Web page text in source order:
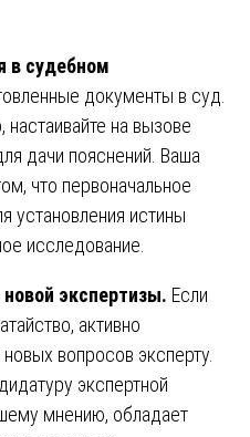
в судебном
документы в суд.
настаивайте на вызове
дачи пояснений. Ваша
что первоначальное
установления истины
исследование.
экспертизы. Если
активно
вопросов эксперту.
экспертной
мнению, обладает